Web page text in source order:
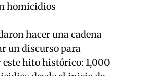
homicidios
hacer una cadena
un discurso para
hito histórico: 1,000